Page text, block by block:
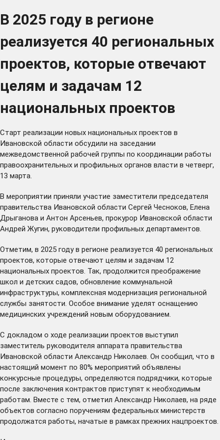
В 2025 году в регионе
реализуется 40 региональных
проектов, которые отвечают
целям и задачам 12
национальных проектов
Старт реализации новых национальных проектов в
Ивановской области обсудили на заседании
межведомственной рабочей группы по координации работы
правоохранительных и профильных органов власти в четверг,
13 марта.
В мероприятии приняли участие заместители председателя
правительства Ивановской области Сергей Чесноков, Елена
Дрыганова и Антон Арсеньев, прокурор Ивановской области
Андрей Жугин, руководители профильных департаментов.
Отметим, в 2025 году в регионе реализуется 40 региональных
проектов, которые отвечают целям и задачам 12
национальных проектов. Так, продолжится преображение
школ и детских садов, обновление коммунальной
инфраструктуры, комплексная модернизация региональной
службы занятости. Особое внимание уделят оснащению
медицинских учреждений новым оборудованием.
С докладом о ходе реализации проектов выступил
заместитель руководителя аппарата правительства
Ивановской области Александр Николаев. Он сообщил, что в
настоящий момент по 80% мероприятий объявлены
конкурсные процедуры, определяются подрядчики, которые
после заключения контрактов приступят к необходимым
работам. Вместе с тем, отметил Александр Николаев, на ряде
объектов согласно поручениям федеральных министерств
продолжатся работы, начатые в рамках прежних нацпроектов.